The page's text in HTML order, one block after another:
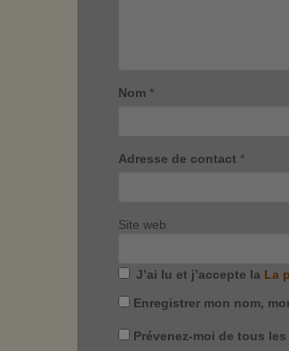
Nom *
Adresse de contact *
Site web
J’ai lu et j’accepte la La
Enregistrer mon nom,
Prévenez-moi de tous